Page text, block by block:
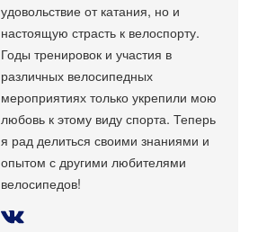
удовольствие от катания, но и
настоящую страсть к велоспорту.
Годы тренировок и участия в
различных велосипедных
мероприятиях только укрепили мою
любовь к этому виду спорта. Теперь
я рад делиться своими знаниями и
опытом с другими любителями
велосипедов!